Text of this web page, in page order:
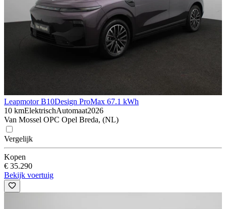
Leapmotor B10Design ProMax 67.1 kWh
10 kmElektrischAutomaat2026
Van Mossel OPC Opel Breda, (NL)
Vergelijk
Kopen
€ 35.290
Bekijk voertuig